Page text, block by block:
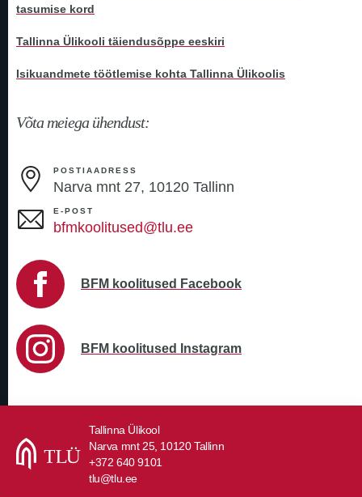
tasumise kord
Tallinna Ülikooli täiendusõppe eeskiri
Isikuandmete töötlemise kohta Tallinna Ülikoolis
Võta meiega ühendust:
POSTIAADRESS
Narva mnt 27, 10120 Tallinn
E-POST
bfmkoolitused@tlu.ee
BFM koolitused Facebook
BFM koolitused Instagram
Tallinna Ülikool
Narva mnt 25, 10120 Tallinn
+372 640 9101
tlu@tlu.ee